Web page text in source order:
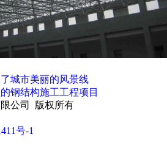
城市美丽的风景线
钢结构施工工程项目
公司 版权所有
号-1